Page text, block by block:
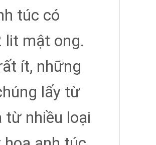
túc có
lit mật ong.
ít, những
lấy từ
từ nhiều loại